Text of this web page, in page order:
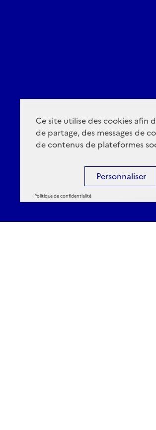
Ce site utilise des cookies afin
de partage, des messages de
de contenus de plateformes
Personnaliser
Politique de confidentialité